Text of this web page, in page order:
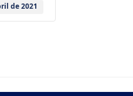
de 2021